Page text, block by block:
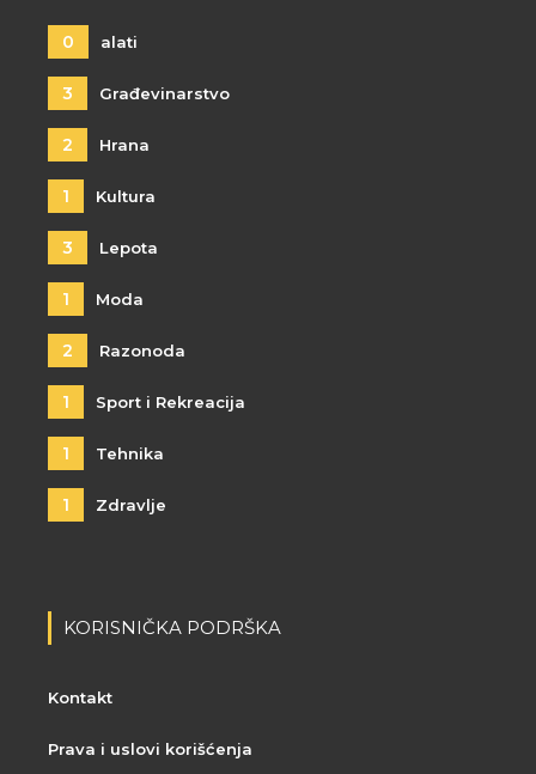
0 alati
3 Građevinarstvo
2 Hrana
1 Kultura
3 Lepota
1 Moda
2 Razonoda
1 Sport i Rekreacija
1 Tehnika
1 Zdravlje
KORISNIČKA PODRŠKA
Kontakt
Prava i uslovi korišćenja